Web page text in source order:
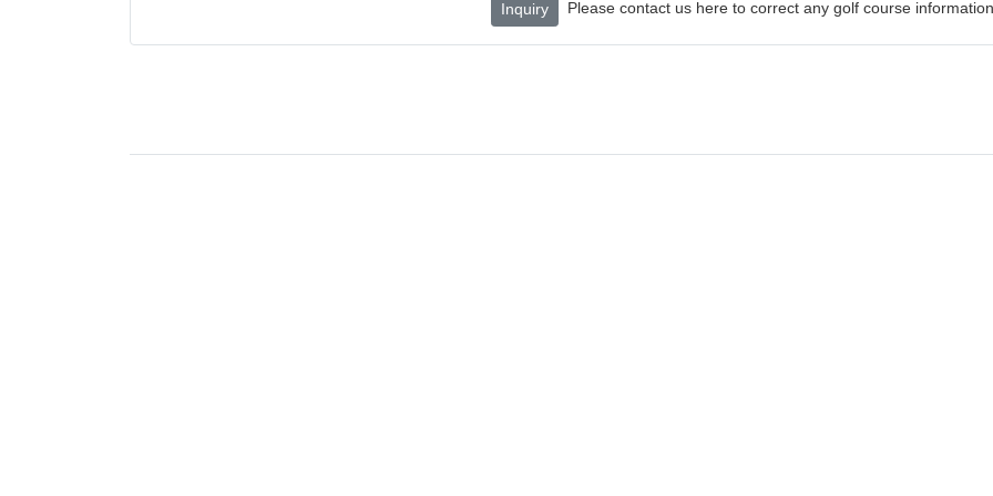
Inquiry Please contact us here to correct any golf course